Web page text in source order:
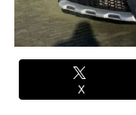
X